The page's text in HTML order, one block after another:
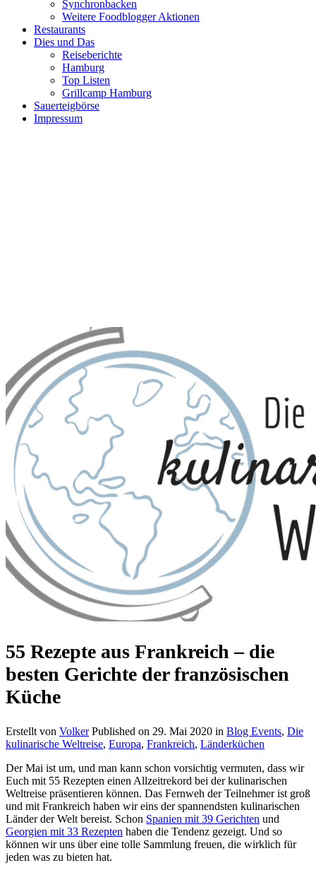
Synchronbacken
Weitere Foodblogger Aktionen
Restaurants
Dies und Das
Reiseberichte
Hamburg
Top Listen
Grillcamp Hamburg
Sauerteigbörse
Impressum
55 Rezepte aus Frankreich – die
besten Gerichte der französischen
Küche
Erstellt von Volker Published on 29. Mai 2020 in Blog Events, Die
kulinarische Weltreise, Europa, Frankreich, Länderküchen
Der Mai ist um, und man kann schon vorsichtig vermuten, dass wir
Euch mit 55 Rezepten einen Allzeitrekord bei der kulinarischen
Weltreise präsentieren können. Das Fernweh der Teilnehmer ist groß
und mit Frankreich haben wir eins der spannendsten kulinarischen
Länder der Welt bereist. Schon Spanien mit 39 Gerichten und
Georgien mit 33 Rezepten haben die Tendenz gezeigt. Und so
können wir uns über eine tolle Sammlung freuen, die wirklich für
jeden was zu bieten hat.